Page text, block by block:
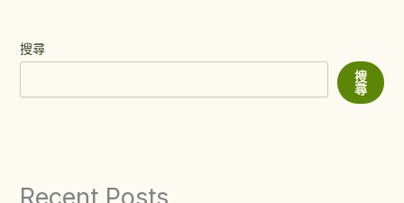
搜尋
搜
尋